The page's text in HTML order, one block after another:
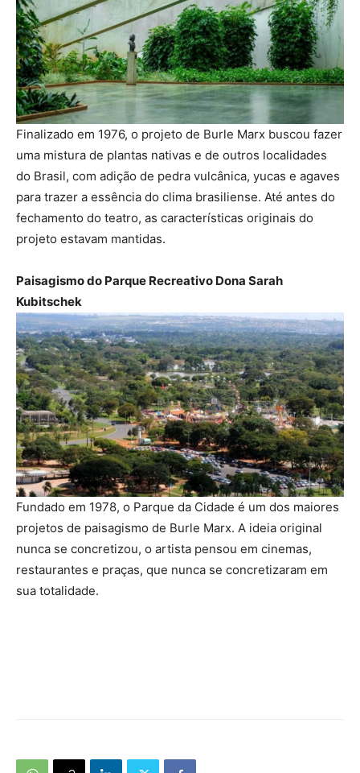
Finalizado em 1976, o projeto de Burle Marx buscou fazer
uma mistura de plantas nativas e de outros localidades
do Brasil, com adição de pedra vulcânica, yucas e agaves
para trazer a essência do clima brasiliense. Até antes do
fechamento do teatro, as características originais do
projeto estavam mantidas.
Paisagismo do Parque Recreativo Dona Sarah
Kubitschek
Fundado em 1978, o Parque da Cidade é um dos maiores
projetos de paisagismo de Burle Marx. A ideia original
nunca se concretizou, o artista pensou em cinemas,
restaurantes e praças, que nunca se concretizaram em
sua totalidade.